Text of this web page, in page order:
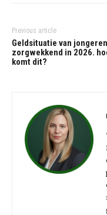
Previous article
Geldsituatie van
zorgwekkend in 2026.
komt dit?